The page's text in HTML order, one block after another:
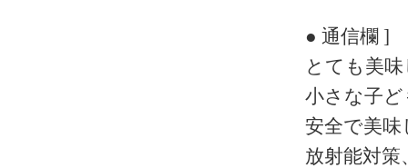
● 通信欄 ]
とても美
小さな子
安全で美
放射能対